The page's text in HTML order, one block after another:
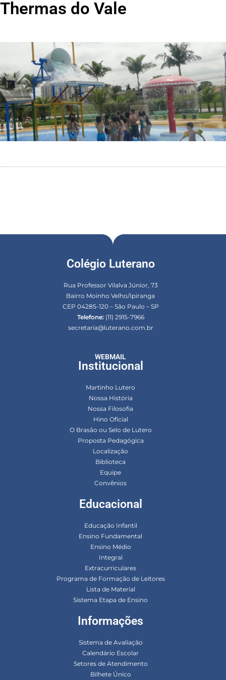
Thermas do Vale
Colégio Luterano
Rua Professor Vilalva Júnior, 73
Bairro Moinho Velho/Ipiranga
CEP 04285-120 – São Paulo – SP
Telefone:(11) 2915-7966
secretaria@luterano.com.br
WEBMAIL
Institucional
Martinho Lutero
Nossa História
Nossa Filosofia
Hino Oficial
O Brasão ou Selo de Lutero
Proposta Pedagógica
Localização
Biblioteca
Equipe
Convênios
Educacional
Educação Infantil
Ensino Fundamental
Ensino Médio
Integral
Extracurriculares
Programa de Formação de Leitores
Lista de Material
Sistema Etapa de Ensino
Informações
Sistema de Avaliação
Calendário Escolar
Setores de Atendimento
Bilhete Único